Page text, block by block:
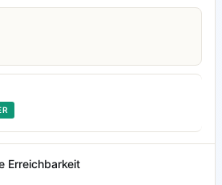
Erreichbarkeit